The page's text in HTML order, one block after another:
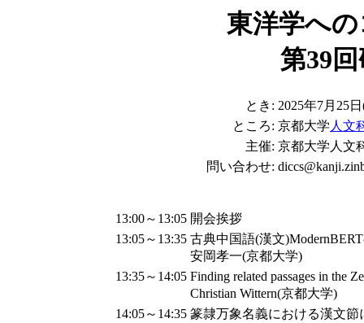
東洋学へ
第39
とき: 2025年7月25
ところ: 京都大学人文
主催: 京都大学人文
問い合わせ:
13:00～13:05 開会挨拶
13:05～13:35 古典中国語(漢文
安岡孝一(京都大学)
13:35～14:05 Finding related passages in the
Christian Wittern(京都大学)
14:05～14:35 篆隷万象名義における漢文